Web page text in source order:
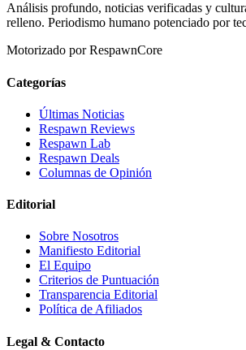
Análisis profundo, noticias verificadas y
relleno. Periodismo humano potenciado por
Motorizado por RespawnCore
Categorías
Últimas Noticias
Respawn Reviews
Respawn Lab
Respawn Deals
Columnas de Opinión
Editorial
Sobre Nosotros
Manifiesto Editorial
El Equipo
Criterios de Puntuación
Transparencia Editorial
Política de Afiliados
Legal & Contacto